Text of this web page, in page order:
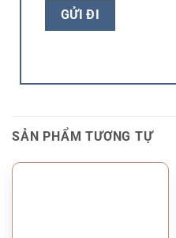
SẢN PHẨM TƯƠNG TỰ